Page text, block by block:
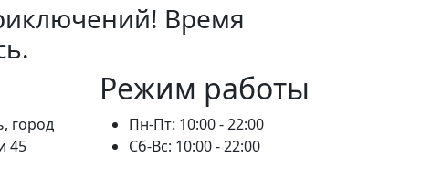
Время
город
45
Режим работы
Пн-Пт: 10:00 - 22:00
Сб-Вс: 10:00 - 22:00